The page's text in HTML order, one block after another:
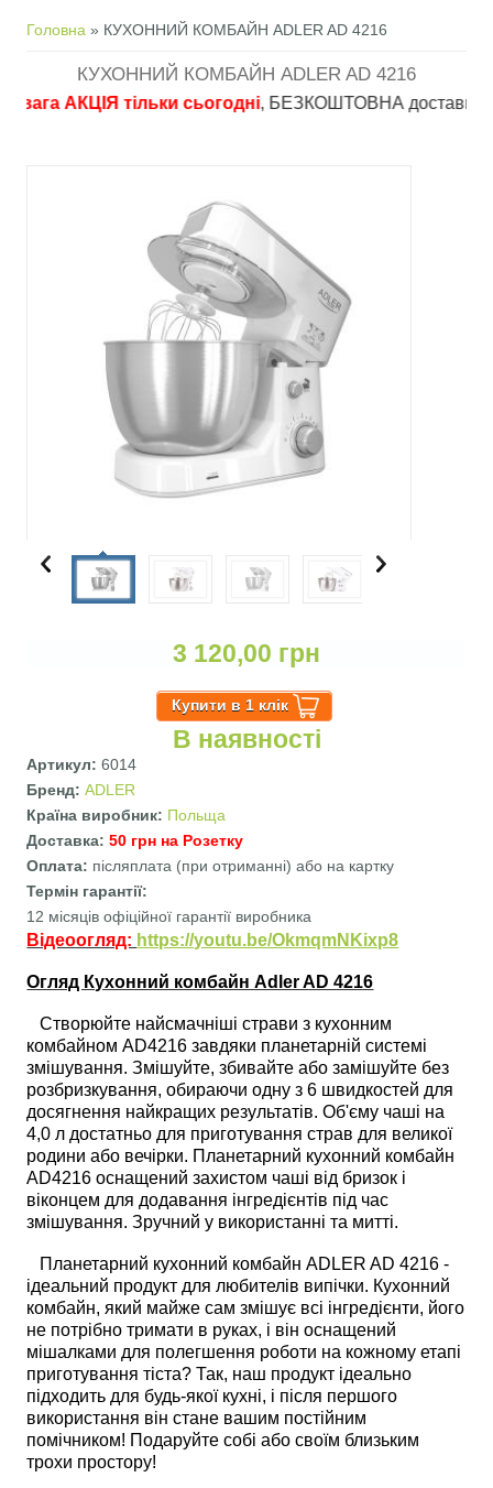
Ви є тут
Головна » КУХОННИЙ КОМБАЙН ADLER AD 4216
КУХОННИЙ КОМБАЙН ADLER AD 4216
АКЦІЯ тільки сьогодні, БЕЗКОШТОВНА доставка в
3 120,00 грн
В наявності
Артикул:6014
Бренд:ADLER
Країна виробник: Польща
Доставка:50 грн на Розетку
Оплата: післяплата (при отриманні) або на картку
Термін гарантії:
12 місяців офіційної гарантії виробника
Відеоогляд: https://youtu.be/OkmqmNKixp8
Огляд Кухонний комбайн Adler AD 4216
Створюйте найсмачніші страви з кухонним
комбайном AD4216 завдяки планетарній системі
змішування. Змішуйте, збивайте або замішуйте без
розбризкування, обираючи одну з 6 швидкостей для
досягнення найкращих результатів. Об'єму чаші на
4,0 л достатньо для приготування страв для великої
родини або вечірки. Планетарний кухонний комбайн
AD4216 оснащений захистом чаші від бризок і
віконцем для додавання інгредієнтів під час
змішування. Зручний у використанні та митті.
Планетарний кухонний комбайн ADLER AD 4216 -
ідеальний продукт для любителів випічки. Кухонний
комбайн, який майже сам змішує всі інгредієнти, його
не потрібно тримати в руках, і він оснащений
мішалками для полегшення роботи на кожному етапі
приготування тіста? Так, наш продукт ідеально
підходить для будь-якої кухні, і після першого
використання він стане вашим постійним
помічником! Подаруйте собі або своїм близьким
трохи простору!